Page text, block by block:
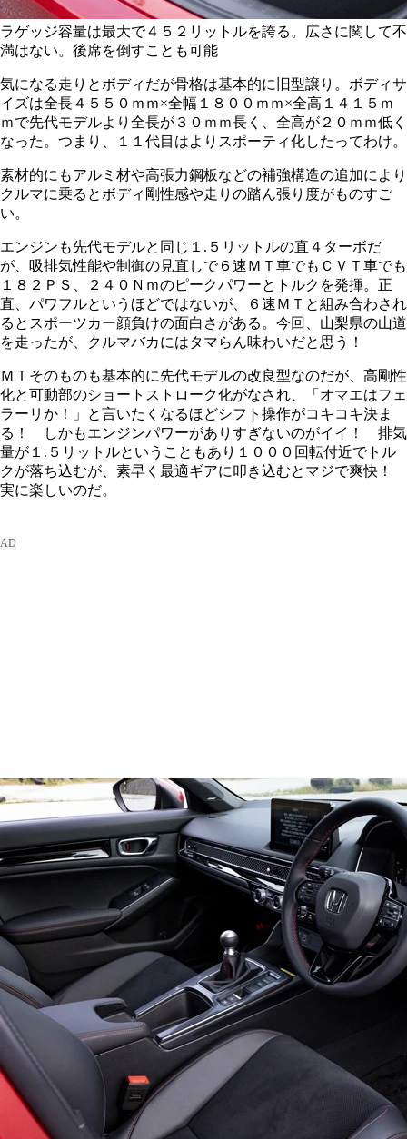
ラゲッジ容量は最大で４５２リットルを誇る。広さに関して不
満はない。後席を倒すことも可能
気になる走りとボディだが骨格は基本的に旧型譲り。ボディサ
イズは全長４５５０ｍｍ×全幅１８００ｍｍ×全高１４１５ｍ
ｍで先代モデルより全長が３０ｍｍ長く、全高が２０ｍｍ低く
なった。つまり、１１代目はよりスポーティ化したってわけ。
素材的にもアルミ材や高張力鋼板などの補強構造の追加により
クルマに乗るとボディ剛性感や走りの踏ん張り度がものすご
い。
エンジンも先代モデルと同じ１.５リットルの直４ターボだ
が、吸排気性能や制御の見直しで６速ＭＴ車でもＣＶＴ車でも
１８２ＰＳ、２４０Ｎｍのピークパワーとトルクを発揮。正
直、パワフルというほどではないが、６速ＭＴと組み合わされ
るとスポーツカー顔負けの面白さがある。今回、山梨県の山道
を走ったが、クルマバカにはタマらん味わいだと思う！
ＭＴそのものも基本的に先代モデルの改良型なのだが、高剛性
化と可動部のショートストローク化がなされ、「オマエはフェ
ラーリか！」と言いたくなるほどシフト操作がコキコキ決ま
る！ しかもエンジンパワーがありすぎないのがイイ！ 排気
量が１.５リットルということもあり１０００回転付近でトル
クが落ち込むが、素早く最適ギアに叩き込むとマジで爽快！
実に楽しいのだ。